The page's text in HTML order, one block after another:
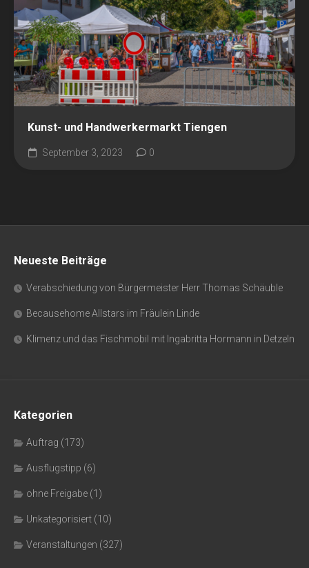
Kunst- und Handwerkermarkt Tiengen
September 3, 2023 0
Neueste Beiträge
Verabschiedung von Bürgermeister Herr Thomas Schäuble
Becausehome Allstars im Fräulein Linde
Klimenz und das Fischmobil mit Ingabritta Hormann in Detzeln
Kategorien
Auftrag (173)
Ausflugstipp (6)
ohne Freigabe (1)
Unkategorisiert (10)
Veranstaltungen (327)